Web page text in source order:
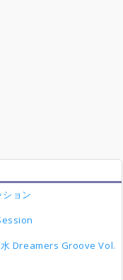
ョン
Dreamers Groove Vol.